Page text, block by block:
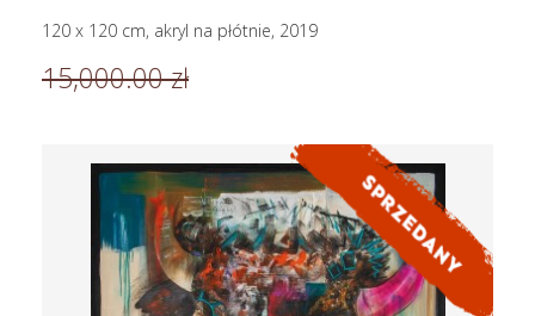
120 x 120 cm, akryl na płótnie, 2019
15,000.00 zł